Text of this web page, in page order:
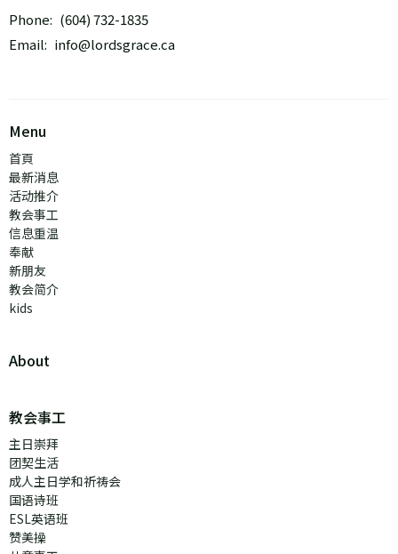
Phone: (604) 732-1835
Email: info@lordsgrace.ca
Menu
首頁
最新消息
活动推介
教会事工
信息重温
奉献
新朋友
教会简介
kids
About
教会事工
主日崇拜
团契生活
成人主日学和祈祷会
国语诗班
ESL英语班
赞美操